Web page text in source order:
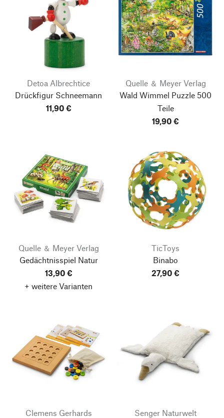
Detoa Albrechtice
Drückfigur Schneemann
11,90 €
Quelle ＆ Meyer Verlag
Wald Wimmel Puzzle 500
Teile
19,90 €
Quelle ＆ Meyer Verlag
Gedächtnisspiel Natur
13,90 €
+ weitere Varianten
TicToys
Binabo
27,90 €
Clemens Gerhards
Senger Naturwelt